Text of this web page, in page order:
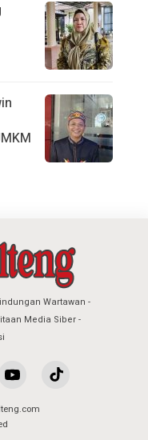
Wartawan
Media Siber